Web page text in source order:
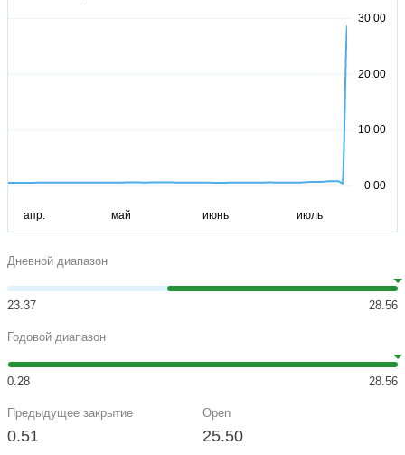
Дневной диапазон
23.37 28.56
Годовой диапазон
0.28 28.56
Предыдущее закрытие
0.51
Open
25.50